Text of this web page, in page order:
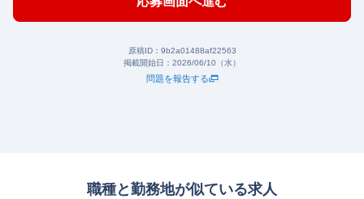
原稿ID： 9b2a01488af22563
掲載開始日： 2026/06/10（水）
問題を報告する
職種と勤務地が似ている求人